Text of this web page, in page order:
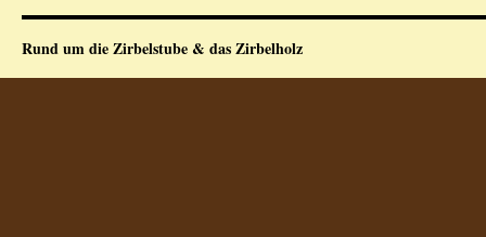
Rund um die Zirbelstube & das Zirbelholz